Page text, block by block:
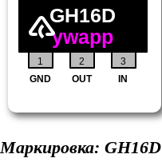
1 2
3
GND
OUT IN
GH16D
ywapp
Маркировка: GH16D